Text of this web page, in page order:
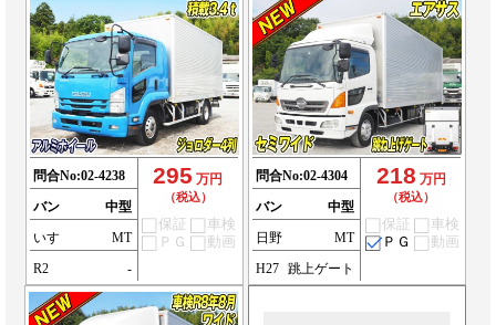
問合No:02-4238
バン
中型
いすゞ
MT
R2
-
295 万円
（税込）
保証
車検
ＰＧ
動画
問合No:02-4304
バン
中型
日野
MT
H27 跳上ゲート
218 万円
（税込）
保証
車検
ＰＧ
動画